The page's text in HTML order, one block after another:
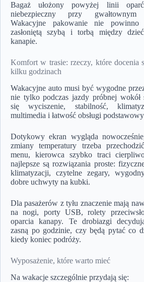
Bagaż ułożony powyżej linii
niebezpieczny przy gwałtownym
Wakacyjne pakowanie nie
zasłoniętą szybą i torbą między
kanapie.
Komfort w trasie: rzeczy, które docenia
kilku godzinach
Wakacyjne auto musi być wygodne
nie tylko podczas jazdy próbnej wokół
się wyciszenie, stabilność,
multimedia i łatwość obsługi
Dotykowy ekran wygląda
zmiany temperatury trzeba
menu, kierowca szybko traci
najlepsze są rozwiązania proste:
klimatyzacji, czytelne zegary,
dobre uchwyty na kubki.
Dla pasażerów z tyłu znaczenie mają
na nogi, porty USB, rolety
oparcia kanapy. Te drobiazgi
zasną po godzinie, czy będą pytać co
kiedy koniec podróży.
Wyposażenie, które warto mieć
Na wakacje szczególnie przydają się: